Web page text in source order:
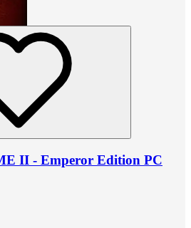
II - Emperor Edition PC